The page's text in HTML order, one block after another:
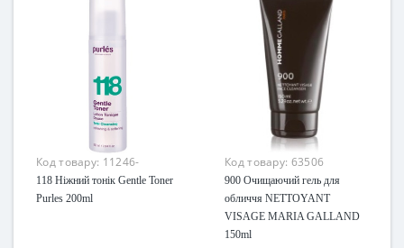
Код товару: 11246-
118 Ніжний тонік Gentle Toner
Purles 200ml
Код товару: 63506
900 Очищаючий гель для
обличчя NETTOYANT
VISAGE MARIA GALLAND
150ml